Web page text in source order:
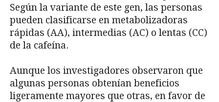
Según la variante de este gen, las personas
pueden clasificarse en metabolizadoras
rápidas (AA), intermedias (AC) o lentas (CC)
de la cafeína.
Aunque los investigadores observaron que
algunas personas obtenían beneficios
ligeramente mayores que otras, en favor de